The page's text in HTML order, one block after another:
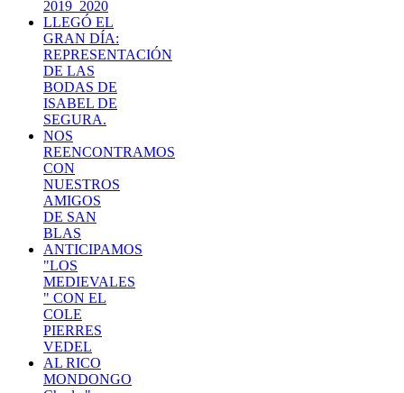
2019_2020
LLEGÓ EL
GRAN DÍA:
REPRESENTACIÓN
DE LAS
BODAS DE
ISABEL DE
SEGURA.
NOS
REENCONTRAMOS
CON
NUESTROS
AMIGOS
DE SAN
BLAS
ANTICIPAMOS
"LOS
MEDIEVALES
" CON EL
COLE
PIERRES
VEDEL
AL RICO
MONDONGO